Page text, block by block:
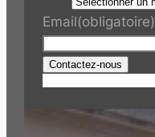
Email(obligatoire)
Contactez-nous